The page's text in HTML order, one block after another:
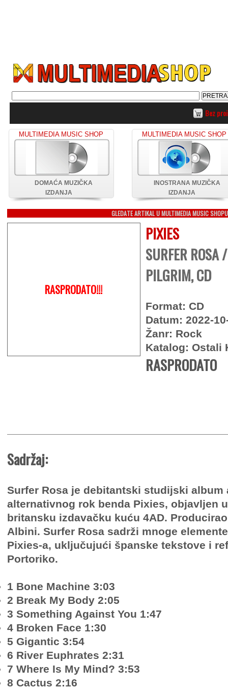
Bez
MULTIMEDIA MUSIC SHOP
DOMAĆA MUZIČKA
IZDANJA
MULTIMEDIA MUSIC SHOP
INOSTRANA MUZIČKA
IZDANJA
GLEDATE ARTIKAL U MULTIMEDIA MUSIC SHOPU
RASPRODATO!!!
PIXIES
SURFER ROSA
PILGRIM, CD
Format: CD
Datum: 2022-
Žanr: Rock
Katalog: Ostali
RASPRODATO
Sadržaj:
Surfer Rosa je debitantski studijski album
alternativnog rok benda Pixies, objavljen
britansku izdavačku kuću 4AD.
Albini. Surfer Rosa sadrži mnoge
Pixies-a, uključujući španske tekstove i
Portoriko.
1 Bone Machine 3:03
2 Break My Body 2:05
3 Something Against You 1:47
4 Broken Face 1:30
5 Gigantic 3:54
6 River Euphrates 2:31
7 Where Is My Mind? 3:53
8 Cactus 2:16